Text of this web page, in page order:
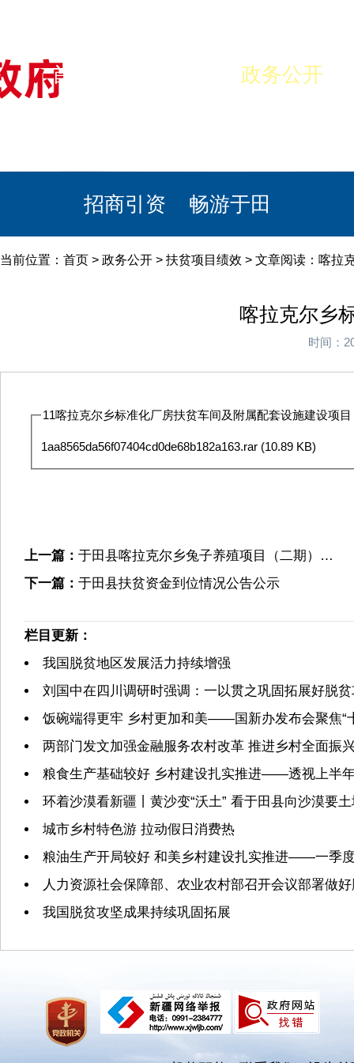
首页 政务公开
招商引资 畅游于田
当前位置： 首页 > 政务公开 > 扶贫项目绩效 > 文章阅读：喀拉
喀拉克尔乡
时间：
11喀拉克尔乡标准化厂房扶贫车间及附属配套设施建设项
1aa8565da56f07404cd0de68b182a163.rar (10.89 KB)
上一篇： 于田县喀拉克尔乡兔子养殖项目（二期）…
下一篇： 于田县扶贫资金到位情况公告公示
栏目更新：
我国脱贫地区发展活力持续增强
刘国中在四川调研时强调：一以贯之巩固拓展好脱
饭碗端得更牢 乡村更加和美——国新办发布会聚焦“
两部门发文加强金融服务农村改革 推进乡村全面振
粮食生产基础较好 乡村建设扎实推进——透视上半
环着沙漠看新疆丨黄沙变“沃土” 看于田县向沙漠要
城市乡村特色游 拉动假日消费热
粮油生产开局较好 和美乡村建设扎实推进——一季
人力资源社会保障部、农业农村部召开会议部署做
我国脱贫攻坚成果持续巩固拓展